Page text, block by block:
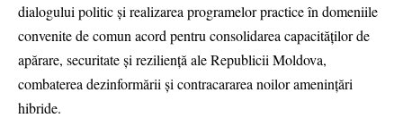
dialogului politic și realizarea programelor practice în domeniile
convenite de comun acord pentru consolidarea capacităților de
apărare, securitate și reziliență ale Republicii Moldova,
combaterea dezinformării și contracararea noilor amenințări
hibride.